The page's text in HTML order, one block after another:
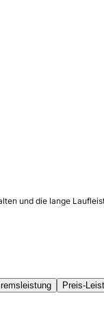
und die lange
Preis-